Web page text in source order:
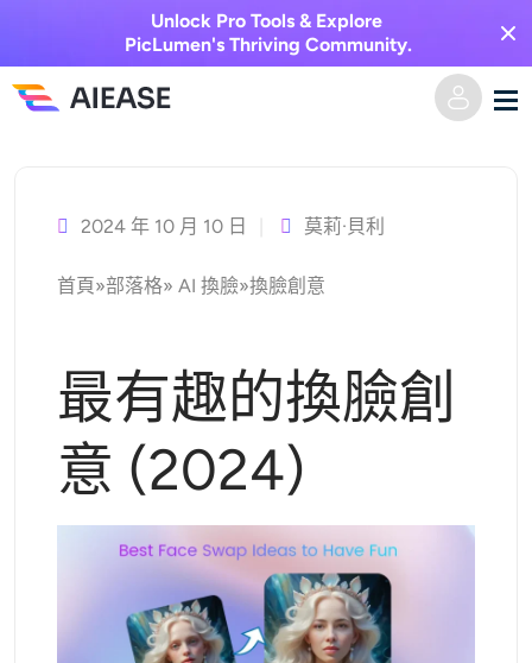
Unlock Pro Tools & Explore
PicLumen's Thriving Community.
AI視頻
文字轉視頻
視頻效果
AI親吻生成器
AI擁抱生成器
AI舞蹈生成器
視覺特效
文字轉圖片
支援的人工智慧模型
Nano Banana Pro Seedream 4.5
通量 Kontext
相片編輯與創作工具
物件移除器
2024 年 10 月 10 日 莫莉·貝利
首頁»部落格»AI 換臉»換臉創意
最有趣的換臉創
意 (2024)